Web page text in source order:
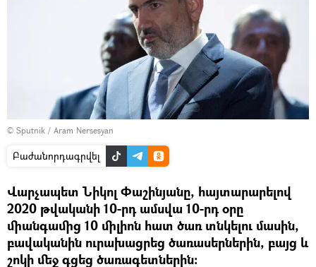
© Sputnik / Aram Nersesyan
Բաժանորդագրվել
Վարչապետ Նիկոլ Փաշինյանը, հայտարարելով
2020 թվականի 10-րդ ամսվա 10-րդ օրը
միանգամից 10 միլիոն հատ ծառ տնկելու մասին,
բավականին ուրախացրեց ծառասերներին, բայց և
շոկի մեջ գցեց ծառագետներին: